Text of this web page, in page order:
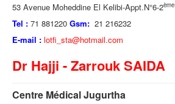
53 Avenue Moheddine El Kelibi-Appt.N°6-2ème
Tel : 71 881220 Gsm: 21 216232
E-mail : lotfi_sta@hotmail.com
Dr Hajji - Zarrouk SAIDA
Centre Médical Jugurtha